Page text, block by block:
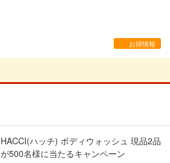
お得情報
HACCI(ハッチ) ボディウォッシュ 現品2品
が500名様に当たるキャンペーン